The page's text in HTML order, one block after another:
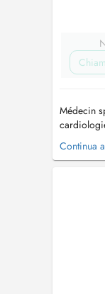
Médecin
l'INCCI-
Continua